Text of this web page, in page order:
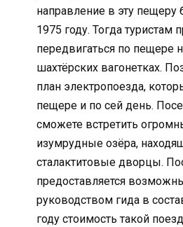
направление в эту
1975 году. Тогда туристам
передвигаться по пещере
шахтёрских вагонетках.
план электропоезда,
пещере и по сей день.
сможете встретить
изумрудные озёра,
сталактитовые дворцы.
предоставляется
руководством гида в
году стоимость такой